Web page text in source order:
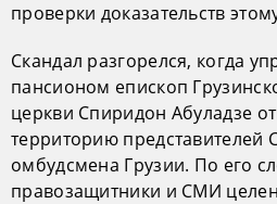
проверки доказательств
Скандал разгорелся, когда
пансионом епископ
церкви Спиридон Абуладзе
территорию представителей
омбудсмена Грузии. По его
правозащитники и СМИ